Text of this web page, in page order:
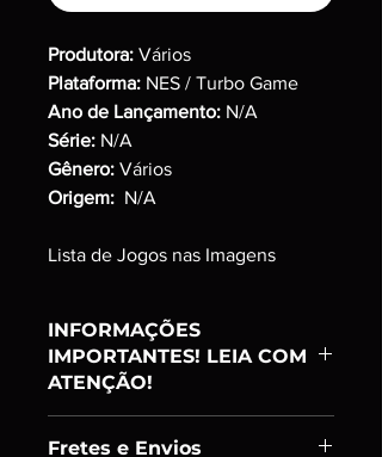
Produtora: Vários
Plataforma: NES / Turbo Game
Ano de Lançamento: N/A
Série: N/A
Gênero: Vários
Origem: N/A
Lista de Jogos nas Imagens
INFORMAÇÕES
IMPORTANTES! LEIA COM
ATENÇÃO!
PRODUTO USADO;
Fretes e Envios